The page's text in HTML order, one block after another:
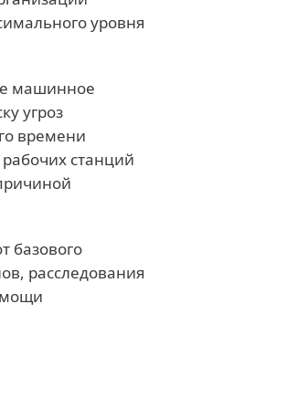
уровня
машинное
угроз
времени
станций
базового
расследования